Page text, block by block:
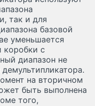
так и для
базовой
уменьшается
коробки с
диапазон не
на вторичном
быть выполнена
того,